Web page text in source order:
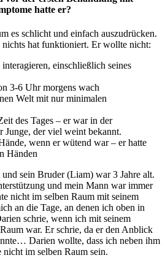
hatte er?
es schlicht und einfach auszudrücken.
nichts hat funktioniert. Er wollte nicht:
3-6 Uhr morgens wach
Junge, der viel weint bekannt.
Händen
sein Bruder (Liam) war 3 Jahre alt.
und mein Mann war immer
nicht im selben Raum mit seinem
an die Tage, an denen ich oben in
schrie, wenn ich mit seinem
war. Er schrie, da er den Anblick
Darien wollte, dass ich neben ihm
im selben Raum sein.